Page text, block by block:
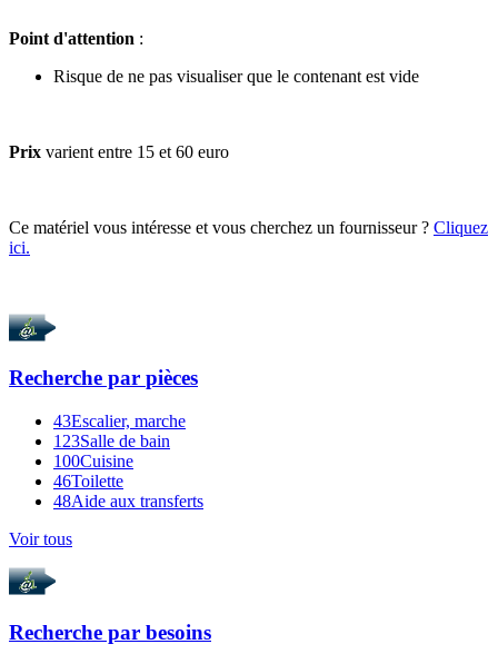
Point d'attention :
Risque de ne pas visualiser que le contenant est vide
Prix varient entre 15 et 60 euro
Ce matériel vous intéresse et vous cherchez un fournisseur ? Cliquez
ici.
Recherche par pièces
43Escalier, marche
123Salle de bain
100Cuisine
46Toilette
48Aide aux transferts
Voir tous
Recherche par besoins